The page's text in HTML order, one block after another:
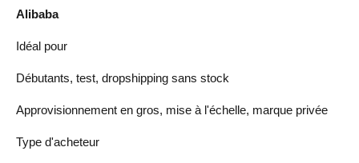
Alibaba
Idéal pour
Débutants, test, dropshipping sans stock
Approvisionnement en gros, mise à l'échelle, marque privée
Type d'acheteur